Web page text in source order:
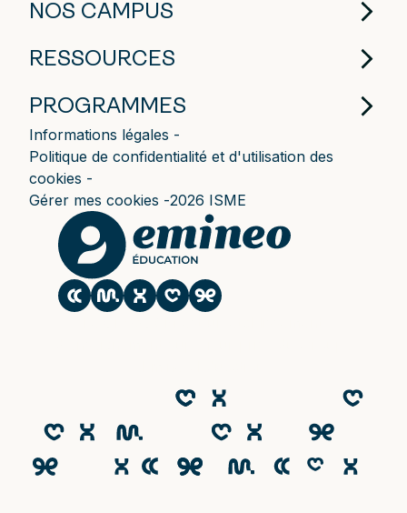
NOS CAMPUS
RESSOURCES
PROGRAMMES
Informations légales
Politique de confidentialité et d'utilisation des
cookies
Gérer mes cookies
2026 ISME